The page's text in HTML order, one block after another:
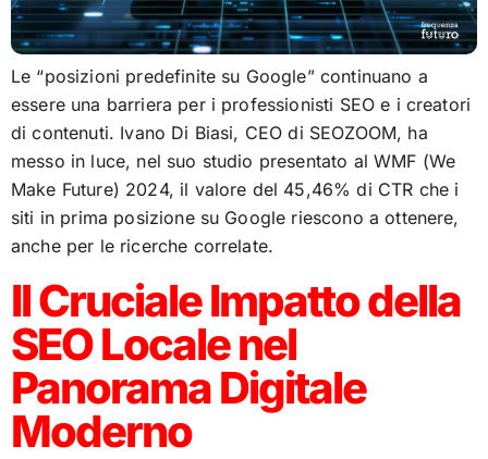
Le “posizioni predefinite su Google” continuano a
essere una barriera per i professionisti SEO e i creatori
di contenuti. Ivano Di Biasi, CEO di SEOZOOM, ha
messo in luce, nel suo studio presentato al WMF (We
Make Future) 2024, il valore del 45,46% di CTR che i
siti in prima posizione su Google riescono a ottenere,
anche per le ricerche correlate.
Il Cruciale Impatto della
SEO Locale nel
Panorama Digitale
Moderno